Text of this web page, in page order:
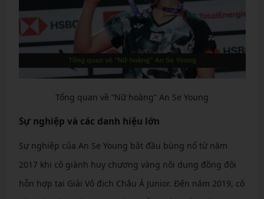
Tổng quan về “Nữ hoàng” An Se Young
Sự nghiệp và các danh hiệu lớn
Sự nghiệp của An Se Young bắt đầu bùng nổ từ năm
2017 khi cô giành huy chương vàng nội dung đồng đội
hỗn hợp tại Giải Vô địch Châu Á Junior. Đến năm 2019, cô